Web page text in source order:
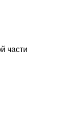
части